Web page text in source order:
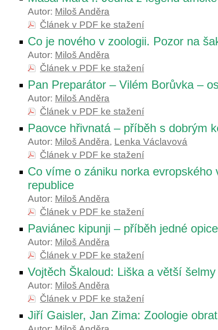
Autor: Miloš Anděra
Článek v PDF ke stažení
Co je nového v zoologii. Pozor na
Autor: Miloš Anděra
Článek v PDF ke stažení
Pan Preparátor – Vilém Borůvka –
Autor: Miloš Anděra
Článek v PDF ke stažení
Paovce hřivnatá – příběh s dobrým
Autor: Miloš Anděra, Lenka Václavová
Článek v PDF ke stažení
Co víme o zániku norka evropského
republice
Autor: Miloš Anděra
Článek v PDF ke stažení
Paviánec kipunji – příběh jedné opice
Autor: Miloš Anděra
Článek v PDF ke stažení
Vojtěch Škaloud: Liška a větší šelmy
Autor: Miloš Anděra
Článek v PDF ke stažení
Jiří Gaisler, Jan Zima: Zoologie